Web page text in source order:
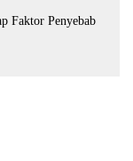
Faktor Penyebab